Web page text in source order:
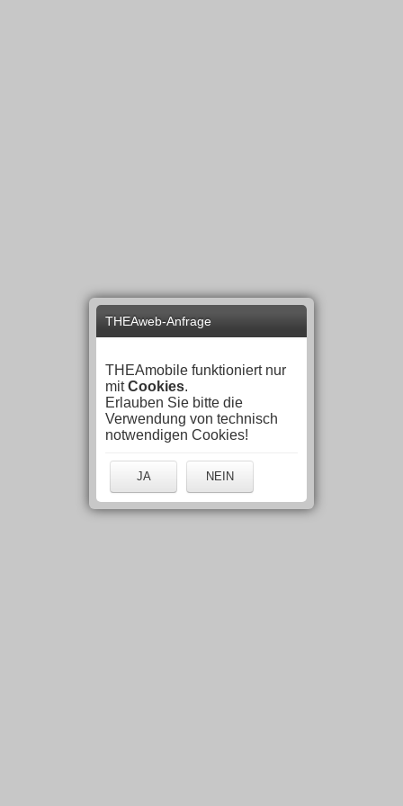
THEAweb-Anfrage
THEAmobile funktioniert nur
mitCookies.
Erlauben Sie bitte die
Verwendung von technisch
notwendigen Cookies!
JA NEIN